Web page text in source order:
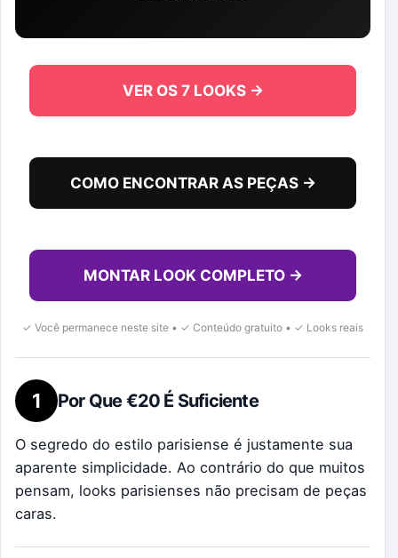
VER OS 7 LOOKS →
COMO ENCONTRAR AS PEÇAS →
MONTAR LOOK COMPLETO →
✓ Você permanece neste site • ✓ Conteúdo gratuito • ✓ Looks reais
1 Por Que €20 É Suficiente
O segredo do estilo parisiense é justamente sua
aparente simplicidade. Ao contrário do que muitos
pensam, looks parisienses não precisam de peças
caras.